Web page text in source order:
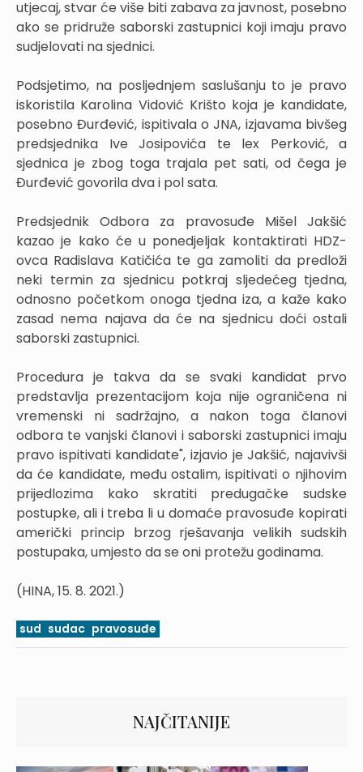
utjecaj, stvar će više biti zabava za javnost, posebno
ako se pridruže saborski zastupnici koji imaju pravo
sudjelovati na sjednici.
Podsjetimo, na posljednjem saslušanju to je pravo
iskoristila Karolina Vidović Krišto koja je kandidate,
posebno Đurđević, ispitivala o JNA, izjavama bivšeg
predsjednika Ive Josipovića te lex Perković, a
sjednica je zbog toga trajala pet sati, od čega je
Đurđević govorila dva i pol sata.
Predsjednik Odbora za pravosuđe Mišel Jakšić
kazao je kako će u ponedjeljak kontaktirati HDZ-
ovca Radislava Katičića te ga zamoliti da predloži
neki termin za sjednicu potkraj sljedećeg tjedna,
odnosno početkom onoga tjedna iza, a kaže kako
zasad nema najava da će na sjednicu doći ostali
saborski zastupnici.
Procedura je takva da se svaki kandidat prvo
predstavlja prezentacijom koja nije ograničena ni
vremenski ni sadržajno, a nakon toga članovi
odbora te vanjski članovi i saborski zastupnici imaju
pravo ispitivati kandidate", izjavio je Jakšić, najavivši
da će kandidate, među ostalim, ispitivati o njihovim
prijedlozima kako skratiti predugačke sudske
postupke, ali i treba li u domaće pravosuđe kopirati
američki princip brzog rješavanja velikih sudskih
postupaka, umjesto da se oni protežu godinama.
(HINA, 15. 8. 2021.)
sud sudac pravosuđe
NAJČITANIJE